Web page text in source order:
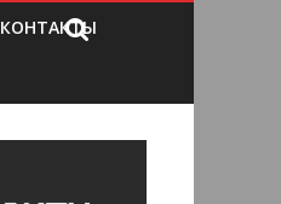
КОНТАКТЫ